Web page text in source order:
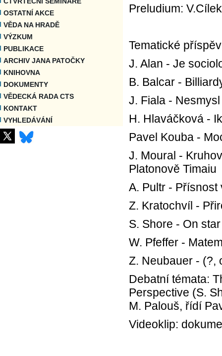
OSTATNÍ AKCE
VĚDA NA HRADĚ
VÝZKUM
PUBLIKACE
ARCHIV JANA PATOČKY
KNIHOVNA
DOKUMENTY
VĚDECKÁ RADA CTS
KONTAKT
VYHLEDÁVÁNÍ
Preludium:
Tematické
J. Alan - Je
B. Balcar -
J. Fiala - Nesmysl
H. Hlaváčková -
Pavel Kouba -
J. Moural -
Platonově Timaiu
A. Pultr - Přísnost
Z. Kratochvíl -
S. Shore - On
W. Pfeffer -
Z. Neubauer - (?,
Debatní témata:
Perspective (S.
M. Palouš, řídí
Videoklip: